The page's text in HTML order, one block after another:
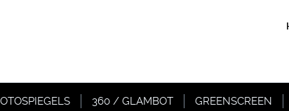
360 / GLAMBOT GREENSCREEN